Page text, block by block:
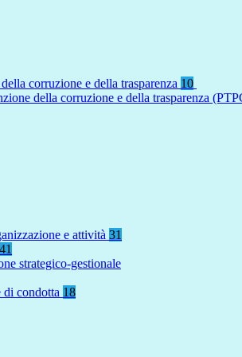
corruzione e della trasparenza 10
della corruzione e della trasparenza
e attività 31
41
strategico-gestionale
di condotta 18